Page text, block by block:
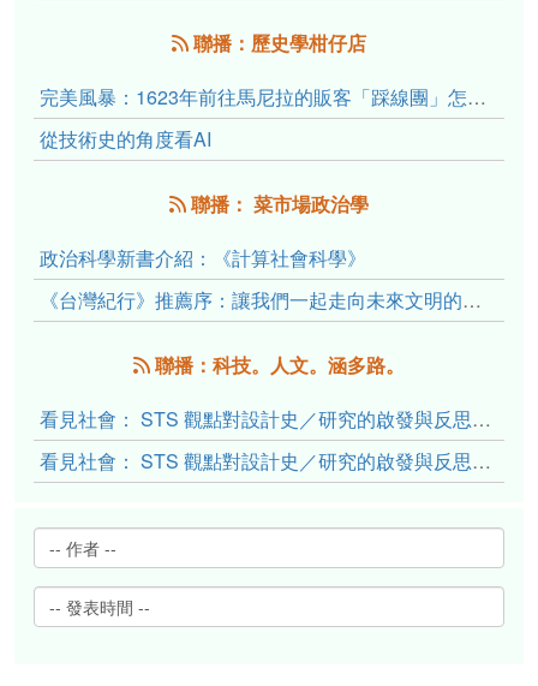
聯播：歷史學柑仔店
完美風暴：1623年前往馬尼拉的販客「踩線團」怎麼會困死於澎湖?
從技術史的角度看AI
聯播： 菜市場政治學
政治科學新書介紹：《計算社會科學》
《台灣紀行》推薦序：讓我們一起走向未來文明的備忘錄
聯播：科技。人文。涵多路。
看見社會： STS 觀點對設計史／研究的啟發與反思（下）
看見社會： STS 觀點對設計史／研究的啟發與反思（上）